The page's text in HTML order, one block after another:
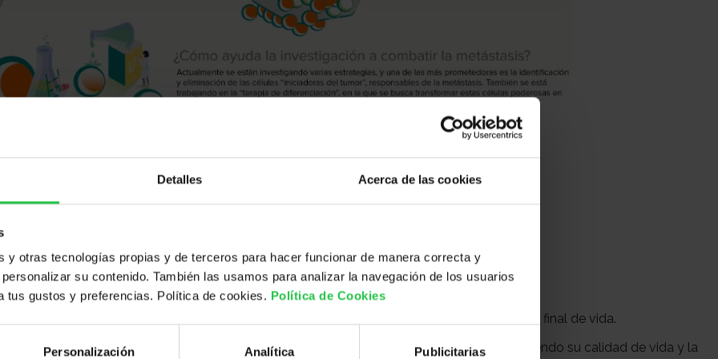
Detalles Acerca de las cookies
y otras tecnologías propias y de terceros para hacer funcionar de manera correcta y
su contenido. También las usamos para analizar la navegación de los usuarios
tus gustos y preferencias. Política de cookies. Política de Cookies
Personalización Analítica Publicitarias
(incurable), también se conoce cómo fase final de vida.
acompaña de múltiples síntomas que provocan gran malestar en el enfermo disminuyendo su calidad de vida y la